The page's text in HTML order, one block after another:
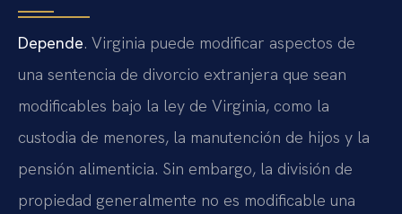
Depende. Virginia puede modificar aspectos de
una sentencia de divorcio extranjera que sean
modificables bajo la ley de Virginia, como la
custodia de menores, la manutención de hijos y la
pensión alimenticia. Sin embargo, la división de
propiedad generalmente no es modificable una